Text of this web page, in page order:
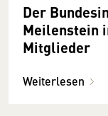
Der
Meilenstein
Mitglieder
Weiterlesen